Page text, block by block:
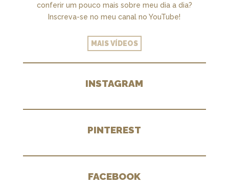
conferir um pouco mais sobre meu dia a dia?
Inscreva-se no meu canal no YouTube!
MAIS VÍDEOS
INSTAGRAM
PINTEREST
FACEBOOK